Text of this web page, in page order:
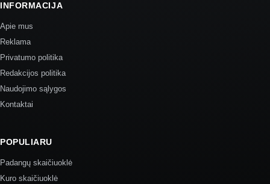
INFORMACIJA
Apie mus
Reklama
Privatumo politika
Redakcijos politika
Naudojimo sąlygos
Kontaktai
POPULIARU
Padangų skaičiuoklė
Kuro skaičiuoklė